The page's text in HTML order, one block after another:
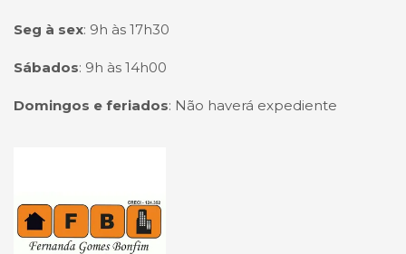
Seg à sex: 9h às 17h30
Sábados: 9h às 14h00
Domingos e feriados: Não haverá expediente